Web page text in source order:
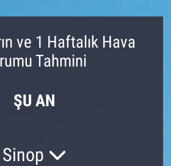
ve 1 Haftalık Hava
Tahmini
ŞU AN
Sinop